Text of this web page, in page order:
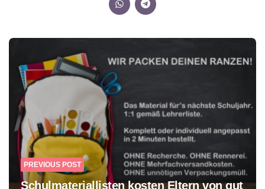
Post
navigation
PREVIOUS POST
Schulmateriallisten kosten Eltern von gut